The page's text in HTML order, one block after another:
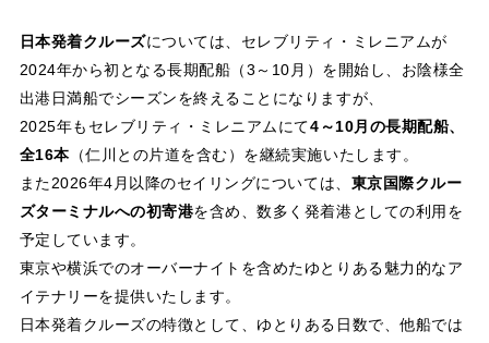
日本発着クルーズについては、セレブリティ・ミレニアムが
2024年から初となる長期配船（3～10月）を開始し、お陰様全
出港日満船でシーズンを終えることになりますが、
2025年もセレブリティ・ミレニアムにて4～10月の長期配船、
全16本（仁川との片道を含む）を継続実施いたします。
また2026年4月以降のセイリングについては、 東京国際クルー
ズターミナルへの初寄港を含め、数多く発着港としての利用を
予定しています。
東京や横浜でのオーバーナイトを含めたゆとりある魅力的なア
イテナリーを提供いたします。
日本発着クルーズの特徴として、ゆとりある日数で、他船では